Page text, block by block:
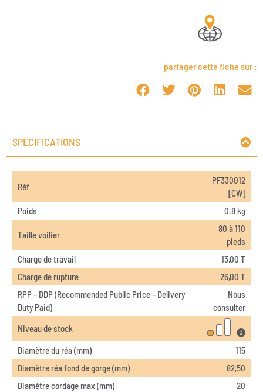
partager cette fiche sur :
SPÉCIFICATIONS
Réf
PF330012
[CW]
Poids
0.8 kg
Taille voilier
80 à 110
pieds
Charge de travail
13,00 T
Charge de rupture
26,00 T
RPP – DDP (Recommended Public Price – Delivery
Duty Paid)
Nous
consulter
Niveau de stock
Diamètre du réa (mm)
115
Diamètre réa fond de gorge (mm)
82,50
Diamètre cordage max (mm)
20